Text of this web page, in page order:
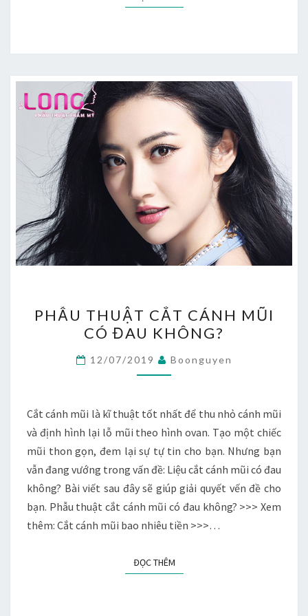
THUẬT
CẮT
CÁNH
MŨI
ĐAU
KHÔNG?
PHẪU THUẬT CẮT CÁNH MŨI
CÓ ĐAU KHÔNG?
12/07/2019 Boonguyen
Cắt cánh mũi là kĩ thuật tốt nhất để thu nhỏ cánh mũi
và định hình lại lỗ mũi theo hình ovan. Tạo một chiếc
mũi thon gọn, đem lại sự tự tin cho bạn. Nhưng bạn
vẫn đang vướng trong vấn đề: Liệu cắt cánh mũi có đau
không? Bài viết sau đây sẽ giúp giải quyết vến đề cho
bạn. Phẫu thuật cắt cánh mũi có đau không? >>> Xem
thêm: Cắt cánh mũi bao nhiêu tiền >>>…
ĐỌC THÊMĐỌC THÊM